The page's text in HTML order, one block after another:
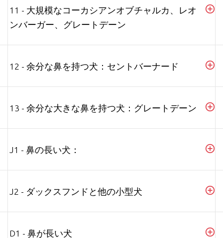
11 - 大規模なコーカシアンオブチャルカ、レオ
ンバーガー、グレートデーン
12 - 余分な鼻を持つ犬：セントバーナード
13 - 余分な大きな鼻を持つ犬：グレートデーン
J1 - 鼻の長い犬：
J2 - ダックスフンドと他の小型犬
D1 - 鼻が長い犬